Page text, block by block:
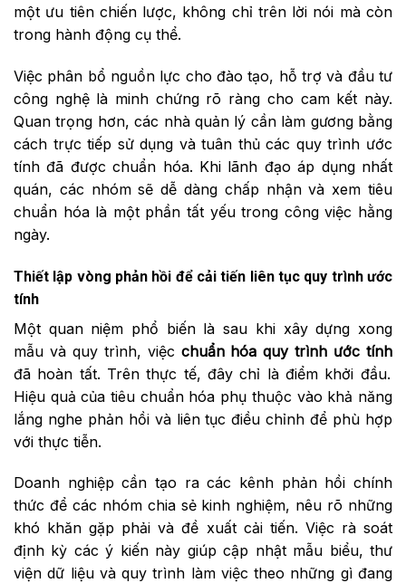
một ưu tiên chiến lược, không chỉ trên lời nói mà còn
trong hành động cụ thể.
Việc phân bổ nguồn lực cho đào tạo, hỗ trợ và đầu tư
công nghệ là minh chứng rõ ràng cho cam kết này.
Quan trọng hơn, các nhà quản lý cần làm gương bằng
cách trực tiếp sử dụng và tuân thủ các quy trình ước
tính đã được chuẩn hóa. Khi lãnh đạo áp dụng nhất
quán, các nhóm sẽ dễ dàng chấp nhận và xem tiêu
chuẩn hóa là một phần tất yếu trong công việc hằng
ngày.
Thiết lập vòng phản hồi để cải tiến liên tục quy trình ước
tính
Một quan niệm phổ biến là sau khi xây dựng xong
mẫu và quy trình, việc chuẩn hóa quy trình ước tính
đã hoàn tất. Trên thực tế, đây chỉ là điểm khởi đầu.
Hiệu quả của tiêu chuẩn hóa phụ thuộc vào khả năng
lắng nghe phản hồi và liên tục điều chỉnh để phù hợp
với thực tiễn.
Doanh nghiệp cần tạo ra các kênh phản hồi chính
thức để các nhóm chia sẻ kinh nghiệm, nêu rõ những
khó khăn gặp phải và đề xuất cải tiến. Việc rà soát
định kỳ các ý kiến này giúp cập nhật mẫu biểu, thư
viện dữ liệu và quy trình làm việc theo những gì đang